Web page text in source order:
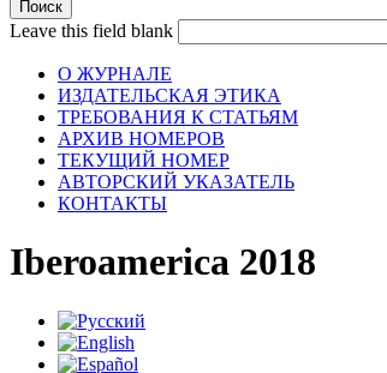
Leave this field blank
О ЖУРНАЛЕ
ИЗДАТЕЛЬСКАЯ ЭТИКА
ТРЕБОВАНИЯ К СТАТЬЯМ
АРХИВ НОМЕРОВ
ТЕКУЩИЙ НОМЕР
АВТОРСКИЙ УКАЗАТЕЛЬ
КОНТАКТЫ
Iberoamerica 2018